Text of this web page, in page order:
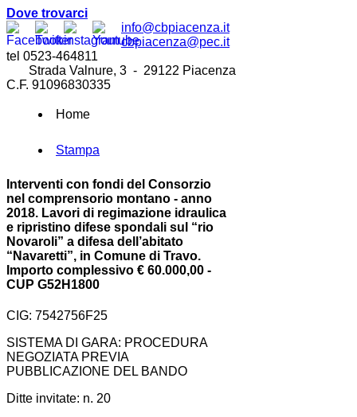
Dove trovarci
info@cbpiacenza.it
cbpiacenza@pec.it
tel 0523-464811
Strada Valnure, 3 - 29122 Piacenza
C.F. 91096830335
Home
Stampa
Interventi con fondi del Consorzio
nel comprensorio montano - anno
2018. Lavori di regimazione idraulica
e ripristino difese spondali sul “rio
Novaroli” a difesa dell’abitato
“Navaretti”, in Comune di Travo.
Importo complessivo € 60.000,00 -
CUP G52H1800
CIG: 7542756F25
SISTEMA DI GARA: PROCEDURA
NEGOZIATA PREVIA
PUBBLICAZIONE DEL BANDO
Ditte invitate: n. 20